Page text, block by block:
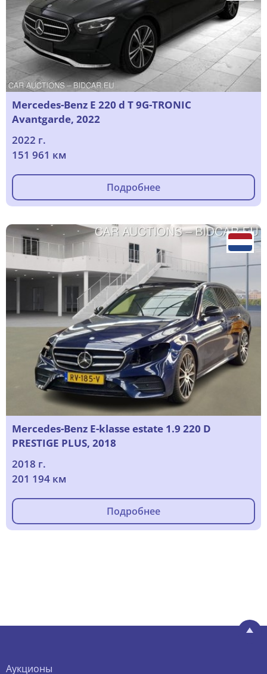
Mercedes-Benz E 220 d T 9G-TRONIC
Avantgarde, 2022
2022 г.
151 961 км
Подробнее
Mercedes-Benz E-klasse estate 1.9 220 D
PRESTIGE PLUS, 2018
2018 г.
201 194 км
Подробнее
Аукционы